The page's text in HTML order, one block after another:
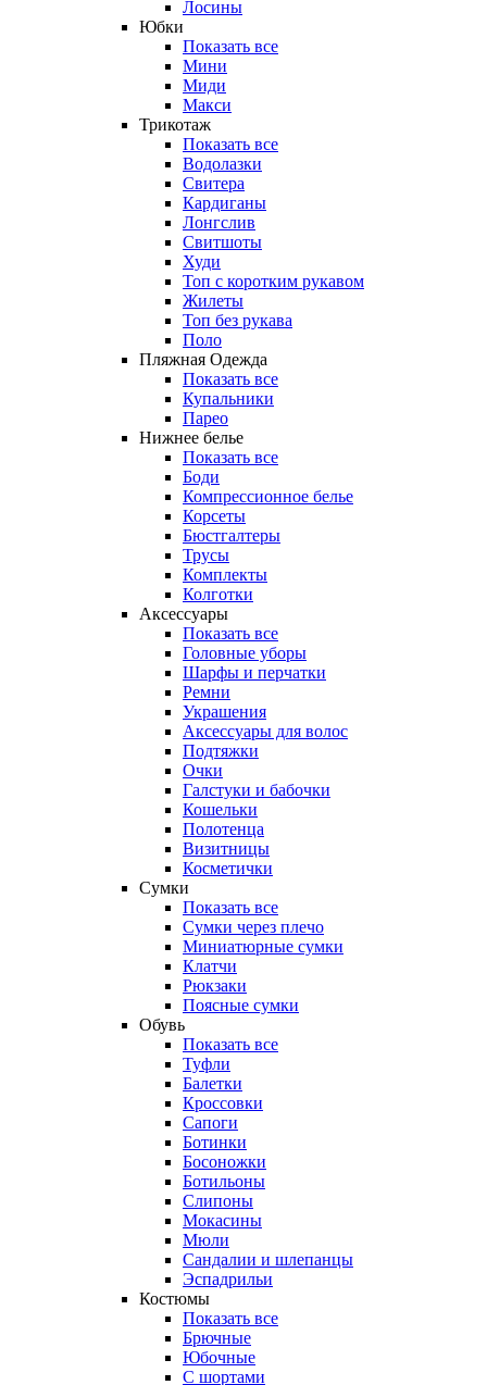
Лосины
Юбки
Показать все
Мини
Миди
Макси
Трикотаж
Показать все
Водолазки
Свитера
Кардиганы
Лонгслив
Свитшоты
Худи
Топ с коротким рукавом
Жилеты
Топ без рукава
Поло
Пляжная Одежда
Показать все
Купальники
Парео
Нижнее белье
Показать все
Боди
Компрессионное белье
Корсеты
Бюстгалтеры
Трусы
Комплекты
Колготки
Аксессуары
Показать все
Головные уборы
Шарфы и перчатки
Ремни
Украшения
Аксессуары для волос
Подтяжки
Очки
Галстуки и бабочки
Кошельки
Полотенца
Визитницы
Косметички
Сумки
Показать все
Сумки через плечо
Миниатюрные cумки
Клатчи
Рюкзаки
Поясные сумки
Обувь
Показать все
Туфли
Балетки
Кроссовки
Сапоги
Ботинки
Босоножки
Ботильоны
Слипоны
Мокасины
Мюли
Сандалии и шлепанцы
Эспадрильи
Костюмы
Показать все
Брючные
Юбочные
С шортами